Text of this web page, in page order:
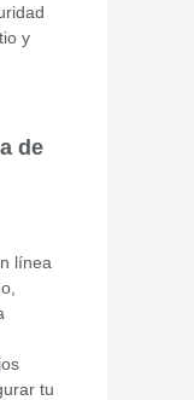
y
de
línea
tu